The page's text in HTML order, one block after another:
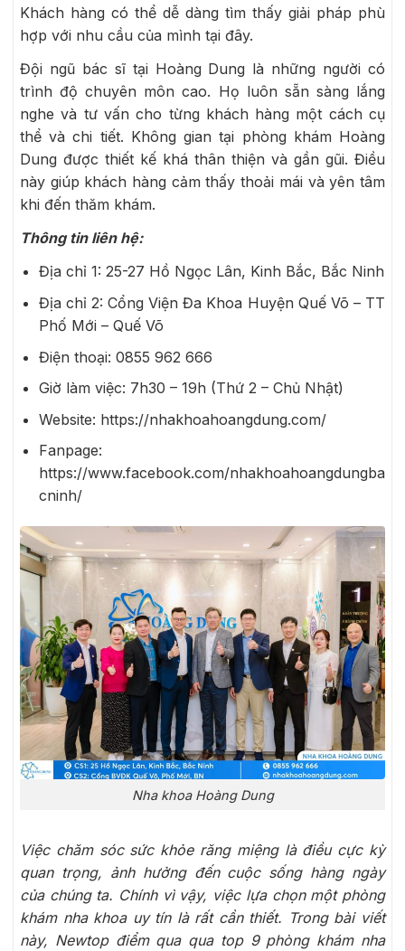
Khách hàng có thể dễ dàng tìm thấy giải pháp phù
hợp với nhu cầu của mình tại đây.
Đội ngũ bác sĩ tại Hoàng Dung là những người có
trình độ chuyên môn cao. Họ luôn sẵn sàng lắng
nghe và tư vấn cho từng khách hàng một cách cụ
thể và chi tiết. Không gian tại phòng khám Hoàng
Dung được thiết kế khá thân thiện và gần gũi. Điều
này giúp khách hàng cảm thấy thoải mái và yên tâm
khi đến thăm khám.
Thông tin liên hệ:
Địa chỉ 1: 25-27 Hồ Ngọc Lân, Kinh Bắc, Bắc Ninh
Địa chỉ 2: Cổng Viện Đa Khoa Huyện Quế Võ – TT
Phố Mới – Quế Võ
Điện thoại: 0855 962 666
Giờ làm việc: 7h30 – 19h (Thứ 2 – Chủ Nhật)
Website: https://nhakhoahoangdung.com/
Fanpage:
https://www.facebook.com/nhakhoahoangdungba
cninh/
Nha khoa Hoàng Dung
Việc chăm sóc sức khỏe răng miệng là điều cực kỳ
quan trọng, ảnh hưởng đến cuộc sống hàng ngày
của chúng ta. Chính vì vậy, việc lựa chọn một phòng
khám nha khoa uy tín là rất cần thiết. Trong bài viết
này, Newtop điểm qua qua top 9 phòng khám nha